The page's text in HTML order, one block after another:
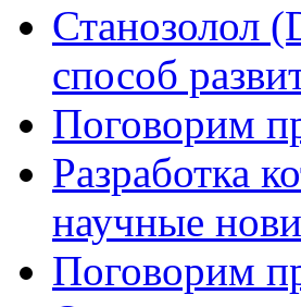
Станозолол
способ
Поговорим
Разработка
научные
Поговорим